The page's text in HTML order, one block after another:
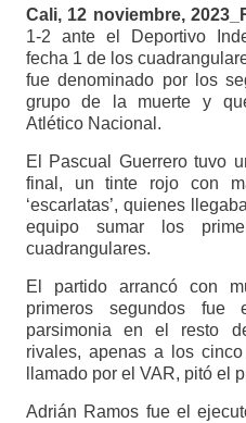
Cali, 12 noviembre,
1-2 ante el Deportivo
fecha 1 de los
fue denominado por los
grupo de la muerte y
Atlético Nacional.
El Pascual Guerrero tuvo
final, un tinte rojo con
‘escarlatas’, quienes
equipo sumar los
cuadrangulares.
El partido arrancó con
primeros segundos fue
parsimonia en el resto
rivales, apenas a los
llamado por el VAR, pitó el
Adrián Ramos fue el